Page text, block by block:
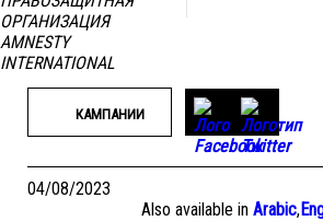
КАМПАНИИ
04/08/2023
Also available in Arabic,